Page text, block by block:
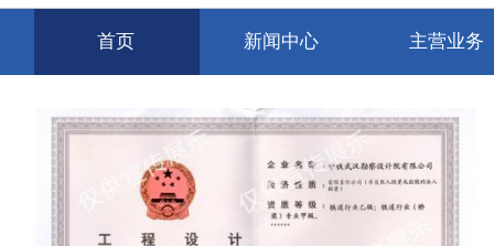
首页 新闻中心 主营业务